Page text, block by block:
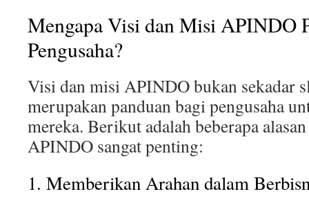
Mengapa Visi dan Misi APINDO
Pengusaha?
Visi dan misi APINDO bukan sekadar
merupakan panduan bagi pengusaha
mereka. Berikut adalah beberapa
APINDO sangat penting:
1. Memberikan Arahan dalam